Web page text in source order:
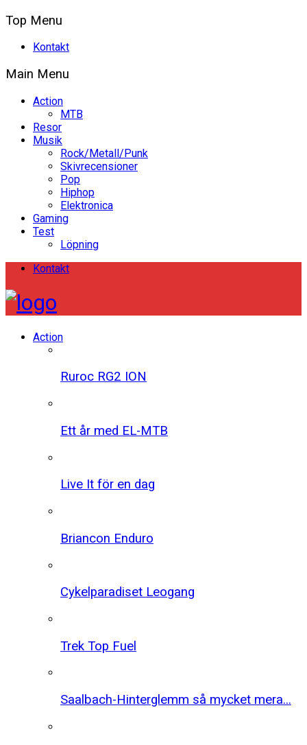
Top Menu
Kontakt
Main Menu
Action
MTB
Resor
Musik
Rock/Metall/Punk
Skivrecensioner
Pop
Hiphop
Elektronica
Gaming
Test
Löpning
Kontakt
Action
Ruroc RG2 ION
Ett år med EL-MTB
Live It för en dag
Briancon Enduro
Cykelparadiset Leogang
Trek Top Fuel
Saalbach-Hinterglemm så mycket mera...